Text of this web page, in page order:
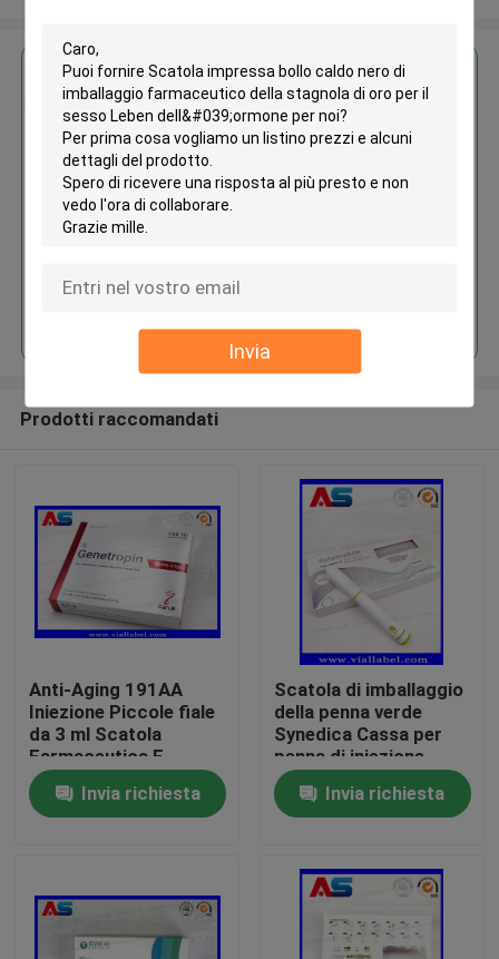
Invia
Casa
Circa noi
Ottieni il miglior prezzo per
Scatola impressa bollo caldo
nero di imballaggio
farmaceutico della stagnola di
oro per il sesso Leben
Prodotti raccomandati
Anti-Aging 191AA
Iniezione Piccole fiale
da 3 ml Scatola
Farmaceutica E
Etichette Stampa
GenetropinaInvia richiesta
Scatola di imballaggio
della penna verde
Synedica Cassa per
penna di iniezione
peptidica
personalizzata per
Reta Penna di
40 mg, penna di
iniezione Synedica
Invia richiesta